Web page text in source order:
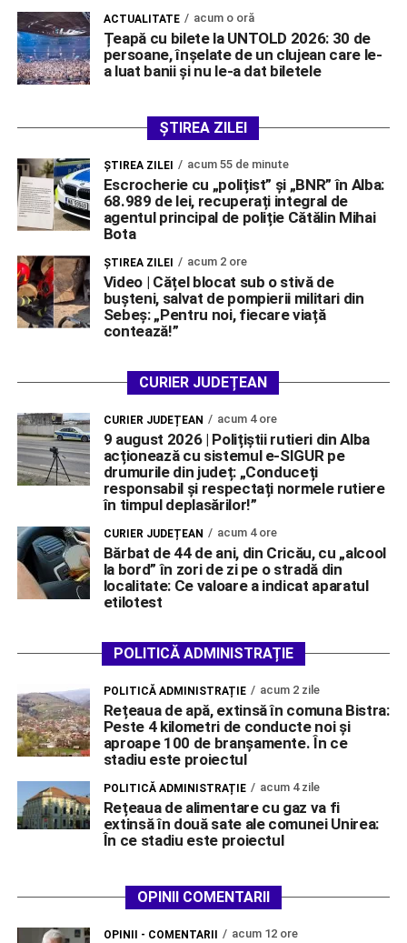
ACTUALITATE acum o oră
Țeapă cu bilete la UNTOLD 2026: 30 de
persoane, înșelate de un clujean care le-
a luat banii și nu le-a dat biletele
ȘTIREA ZILEI
ŞTIREA ZILEI acum 55 de minute
Escrocherie cu „polițist” și „BNR” în Alba:
68.989 de lei, recuperați integral de
agentul principal de poliție Cătălin Mihai
Bota
ŞTIREA ZILEI acum 2 ore
Video | Cățel blocat sub o stivă de
bușteni, salvat de pompierii militari din
Sebeș: „Pentru noi, fiecare viață
contează!”
CURIER JUDEȚEAN
CURIER JUDEȚEAN acum 4 ore
9 august 2026 | Polițiștii rutieri din Alba
acționează cu sistemul e-SIGUR pe
drumurile din județ: „Conduceți
responsabil și respectați normele rutiere
în timpul deplasărilor!”
CURIER JUDEȚEAN acum 4 ore
Bărbat de 44 de ani, din Cricău, cu „alcool
la bord” în zori de zi pe o stradă din
localitate: Ce valoare a indicat aparatul
etilotest
POLITICĂ ADMINISTRAȚIE
POLITICĂ ADMINISTRAȚIE acum 2 zile
Rețeaua de apă, extinsă în comuna Bistra:
Peste 4 kilometri de conducte noi și
aproape 100 de branșamente. În ce
stadiu este proiectul
POLITICĂ ADMINISTRAȚIE acum 4 zile
Rețeaua de alimentare cu gaz va fi
extinsă în două sate ale comunei Unirea:
În ce stadiu este proiectul
OPINII COMENTARII
OPINII - COMENTARII acum 12 ore